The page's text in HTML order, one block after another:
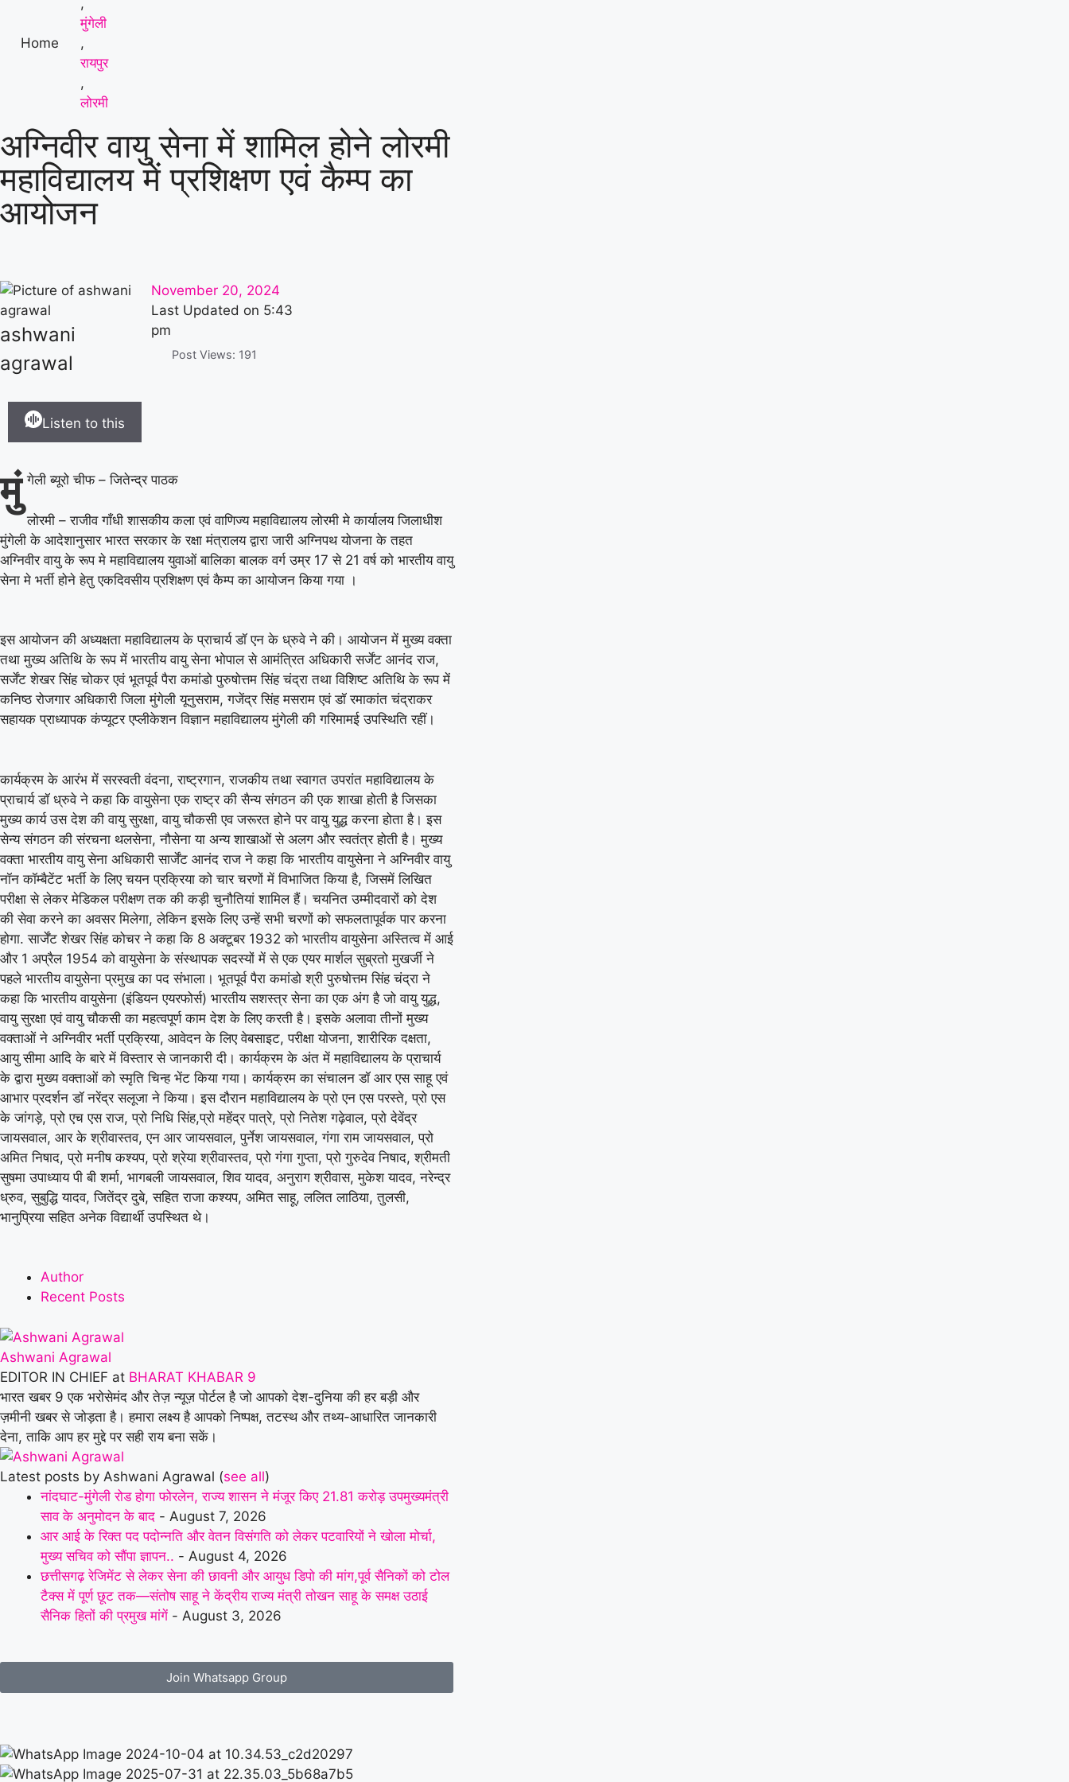
Home
,
मुंगेली
,
रायपुर
,
लोरमी
अग्निवीर वायु सेना में शामिल होने लोरमी
महाविद्यालय में प्रशिक्षण एवं कैम्प का
आयोजन
ashwani
agrawal
November 20, 2024
Last Updated on 5:43
pm
Post Views: 191
Listen to this
मुं गेली ब्यूरो चीफ – जितेन्द्र पाठक
लोरमी – राजीव गाँधी शासकीय कला एवं वाणिज्य महाविद्यालय लोरमी मे कार्यालय जिलाधीश
मुंगेली के आदेशानुसार भारत सरकार के रक्षा मंत्रालय द्वारा जारी अग्निपथ योजना के तहत
अग्निवीर वायु के रूप मे महाविद्यालय युवाओं बालिका बालक वर्ग उम्र 17 से 21 वर्ष को भारतीय वायु
सेना मे भर्ती होने हेतु एकदिवसीय प्रशिक्षण एवं कैम्प का आयोजन किया गया ।
इस आयोजन की अध्यक्षता महाविद्यालय के प्राचार्य डॉ एन के ध्रुवे ने की। आयोजन में मुख्य वक्ता
तथा मुख्य अतिथि के रूप में भारतीय वायु सेना भोपाल से आमंत्रित अधिकारी सर्जेंट आनंद राज,
सर्जेंट शेखर सिंह चोकर एवं भूतपूर्व पैरा कमांडो पुरुषोत्तम सिंह चंद्रा तथा विशिष्ट अतिथि के रूप में
कनिष्ठ रोजगार अधिकारी जिला मुंगेली यूनुसराम, गजेंद्र सिंह मसराम एवं डॉ रमाकांत चंद्राकर
सहायक प्राध्यापक कंप्यूटर एप्लीकेशन विज्ञान महाविद्यालय मुंगेली की गरिमामई उपस्थिति रहीं।
कार्यक्रम के आरंभ में सरस्वती वंदना, राष्ट्रगान, राजकीय तथा स्वागत उपरांत महाविद्यालय के
प्राचार्य डॉ ध्रुवे ने कहा कि वायुसेना एक राष्ट्र की सैन्य संगठन की एक शाखा होती है जिसका
मुख्य कार्य उस देश की वायु सुरक्षा, वायु चौकसी एव जरूरत होने पर वायु युद्ध करना होता है। इस
सेन्य संगठन की संरचना थलसेना, नौसेना या अन्य शाखाओं से अलग और स्वतंत्र होती है। मुख्य
वक्ता भारतीय वायु सेना अधिकारी सार्जेंट आनंद राज ने कहा कि भारतीय वायुसेना ने अग्निवीर वायु
नॉन कॉम्बैटेंट भर्ती के लिए चयन प्रक्रिया को चार चरणों में विभाजित किया है, जिसमें लिखित
परीक्षा से लेकर मेडिकल परीक्षण तक की कड़ी चुनौतियां शामिल हैं। चयनित उम्मीदवारों को देश
की सेवा करने का अवसर मिलेगा, लेकिन इसके लिए उन्हें सभी चरणों को सफलतापूर्वक पार करना
होगा. सार्जेंट शेखर सिंह कोचर ने कहा कि 8 अक्टूबर 1932 को भारतीय वायुसेना अस्तित्व में आई
और 1 अप्रैल 1954 को वायुसेना के संस्थापक सदस्यों में से एक एयर मार्शल सुब्रतो मुखर्जी ने
पहले भारतीय वायुसेना प्रमुख का पद संभाला। भूतपूर्व पैरा कमांडो श्री पुरुषोत्तम सिंह चंद्रा ने
कहा कि भारतीय वायुसेना (इंडियन एयरफोर्स) भारतीय सशस्त्र सेना का एक अंग है जो वायु युद्ध,
वायु सुरक्षा एवं वायु चौकसी का महत्वपूर्ण काम देश के लिए करती है। इसके अलावा तीनों मुख्य
वक्ताओं ने अग्निवीर भर्ती प्रक्रिया, आवेदन के लिए वेबसाइट, परीक्षा योजना, शारीरिक दक्षता,
आयु सीमा आदि के बारे में विस्तार से जानकारी दी। कार्यक्रम के अंत में महाविद्यालय के प्राचार्य
के द्वारा मुख्य वक्ताओं को स्मृति चिन्ह भेंट किया गया। कार्यक्रम का संचालन डॉ आर एस साहू एवं
आभार प्रदर्शन डॉ नरेंद्र सलूजा ने किया। इस दौरान महाविद्यालय के प्रो एन एस परस्ते, प्रो एस
के जांगड़े, प्रो एच एस राज, प्रो निधि सिंह,प्रो महेंद्र पात्रे, प्रो नितेश गढ़ेवाल, प्रो देवेंद्र
जायसवाल, आर के श्रीवास्तव, एन आर जायसवाल, पुर्नेश जायसवाल, गंगा राम जायसवाल, प्रो
अमित निषाद, प्रो मनीष कश्यप, प्रो श्रेया श्रीवास्तव, प्रो गंगा गुप्ता, प्रो गुरुदेव निषाद, श्रीमती
सुषमा उपाध्याय पी बी शर्मा, भागबली जायसवाल, शिव यादव, अनुराग श्रीवास, मुकेश यादव, नरेन्द्र
ध्रुव, सुबुद्धि यादव, जितेंद्र दुबे, सहित राजा कश्यप, अमित साहू, ललित लाठिया, तुलसी,
भानुप्रिया सहित अनेक विद्यार्थी उपस्थित थे।
Author
Recent Posts
Ashwani Agrawal
EDITOR IN CHIEF at BHARAT KHABAR 9
भारत खबर 9 एक भरोसेमंद और तेज़ न्यूज़ पोर्टल है जो आपको देश-दुनिया की हर बड़ी और
ज़मीनी खबर से जोड़ता है। हमारा लक्ष्य है आपको निष्पक्ष, तटस्थ और तथ्य-आधारित जानकारी
देना, ताकि आप हर मुद्दे पर सही राय बना सकें।
Latest posts by Ashwani Agrawal (see all)
नांदघाट-मुंगेली रोड होगा फोरलेन, राज्य शासन ने मंजूर किए 21.81 करोड़ उपमुख्यमंत्री
साव के अनुमोदन के बाद - August 7, 2026
आर आई के रिक्त पद पदोन्नति और वेतन विसंगति को लेकर पटवारियों ने खोला मोर्चा,
मुख्य सचिव को सौंपा ज्ञापन.. - August 4, 2026
छत्तीसगढ़ रेजिमेंट से लेकर सेना की छावनी और आयुध डिपो की मांग,पूर्व सैनिकों को टोल
टैक्स में पूर्ण छूट तक—संतोष साहू ने केंद्रीय राज्य मंत्री तोखन साहू के समक्ष उठाई
सैनिक हितों की प्रमुख मांगें - August 3, 2026
Join Whatsapp Group